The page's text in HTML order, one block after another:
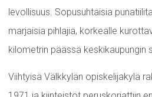
levollisuus. Sopusuhtaisia
marjaisia pihlajia, korkealle
kilometrin päässä keskikaupungin
Viihtyisä Välkkylän opiskelijakylä